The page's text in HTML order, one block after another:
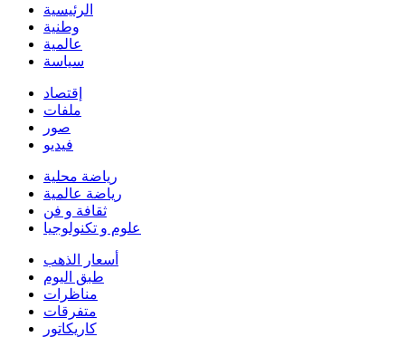
الرئيسية
وطنية
عالمية
سياسة
إقتصاد
ملفات
صور
فيديو
رياضة محلية
رياضة عالمية
ثقافة و فن
علوم و تكنولوجيا
أسعار الذهب
طبق اليوم
مناظرات
متفرقات
كاريكاتور